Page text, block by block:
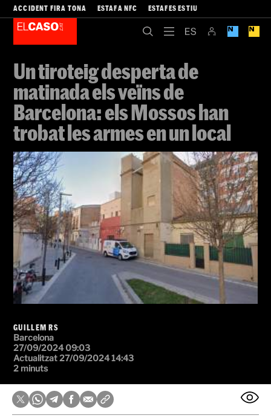
ACCIDENT FIRA TONA ESTAFA NFC ESTAFES ESTIU
Un tiroteig desperta de
matinada els veïns de
Barcelona: els Mossos han
trobat les armes en un local
GUILLEM RS
Barcelona
27/09/2024 09:03
Actualitzat 27/09/2024 14:43
2 minuts